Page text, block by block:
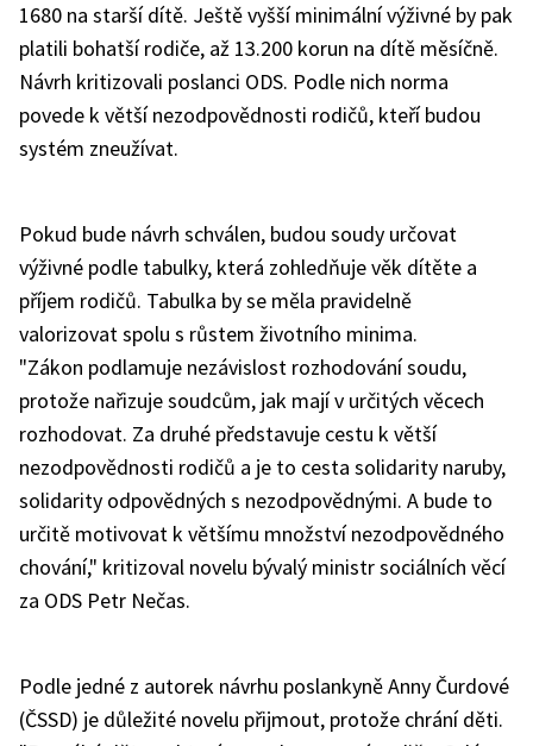
1680 na starší dítě. Ještě vyšší minimální výživné by pak
platili bohatší rodiče, až 13.200 korun na dítě měsíčně.
Návrh kritizovali poslanci ODS. Podle nich norma
povede k větší nezodpovědnosti rodičů, kteří budou
systém zneužívat.
Pokud bude návrh schválen, budou soudy určovat
výživné podle tabulky, která zohledňuje věk dítěte a
příjem rodičů. Tabulka by se měla pravidelně
valorizovat spolu s růstem životního minima.
"Zákon podlamuje nezávislost rozhodování soudu,
protože nařizuje soudcům, jak mají v určitých věcech
rozhodovat. Za druhé představuje cestu k větší
nezodpovědnosti rodičů a je to cesta solidarity naruby,
solidarity odpovědných s nezodpovědnými. A bude to
určitě motivovat k většímu množství nezodpovědného
chování," kritizoval novelu bývalý ministr sociálních věcí
za ODS Petr Nečas.
Podle jedné z autorek návrhu poslankyně Anny Čurdové
(ČSSD) je důležité novelu přijmout, protože chrání děti.